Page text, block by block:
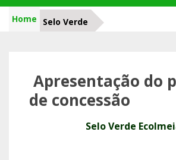
Home Selo Verde
Apresentação do
de concessão
Selo Verde